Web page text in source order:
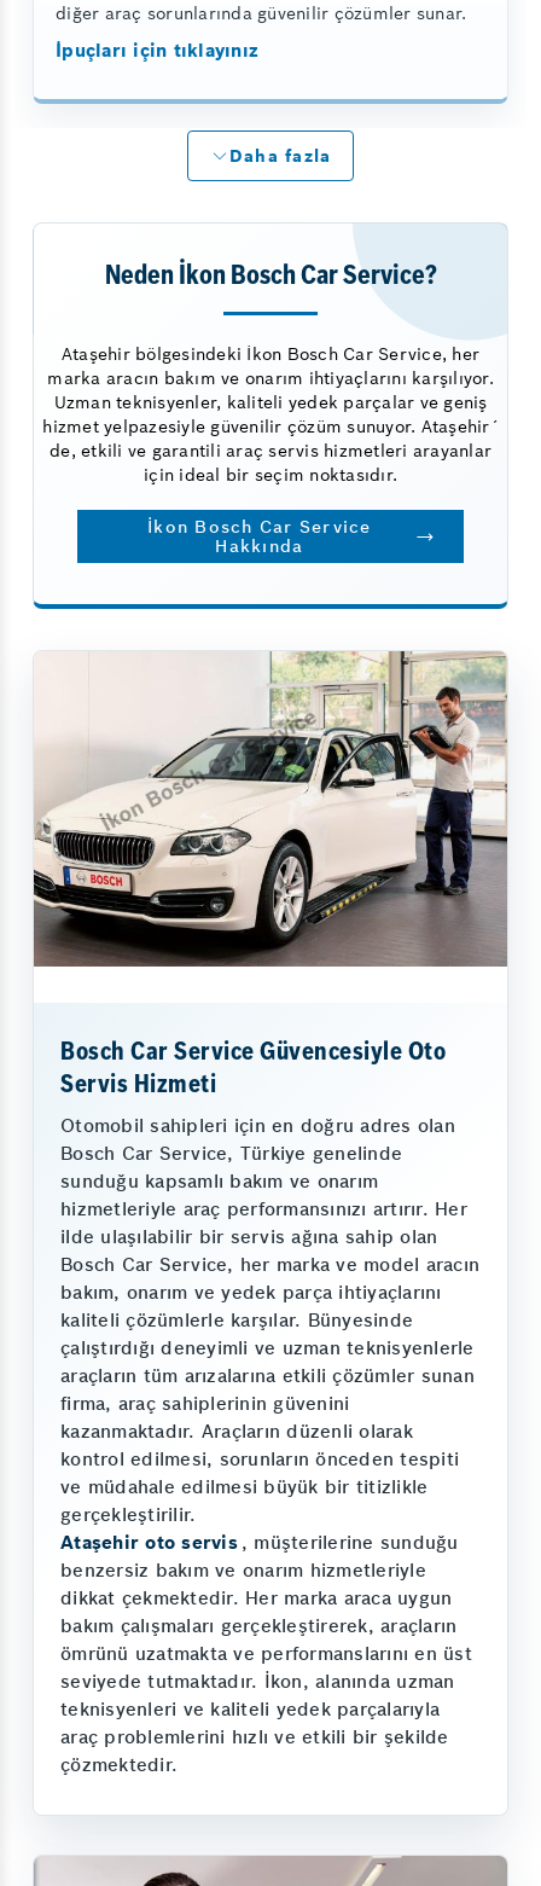
diğer araç sorunlarında güvenilir çözümler sunar.
İpuçları için tıklayınız
Daha fazla
Neden İkon Bosch Car Service?
Ataşehir bölgesindeki İkon Bosch Car Service, her
marka aracın bakım ve onarım ihtiyaçlarını karşılıyor.
Uzman teknisyenler, kaliteli yedek parçalar ve geniş
hizmet yelpazesiyle güvenilir çözüm sunuyor. Ataşehir´
de, etkili ve garantili araç servis hizmetleri arayanlar
için ideal bir seçim noktasıdır.
İkon Bosch Car Service
Hakkında
Bosch Car Service Güvencesiyle Oto
Servis Hizmeti
Otomobil sahipleri için en doğru adres olan
Bosch Car Service, Türkiye genelinde
sunduğu kapsamlı bakım ve onarım
hizmetleriyle araç performansınızı artırır. Her
ilde ulaşılabilir bir servis ağına sahip olan
Bosch Car Service, her marka ve model aracın
bakım, onarım ve yedek parça ihtiyaçlarını
kaliteli çözümlerle karşılar. Bünyesinde
çalıştırdığı deneyimli ve uzman teknisyenlerle
araçların tüm arızalarına etkili çözümler sunan
firma, araç sahiplerinin güvenini
kazanmaktadır. Araçların düzenli olarak
kontrol edilmesi, sorunların önceden tespiti
ve müdahale edilmesi büyük bir titizlikle
gerçekleştirilir.
Ataşehir oto servis , müşterilerine sunduğu
benzersiz bakım ve onarım hizmetleriyle
dikkat çekmektedir. Her marka araca uygun
bakım çalışmaları gerçekleştirerek, araçların
ömrünü uzatmakta ve performanslarını en üst
seviyede tutmaktadır. İkon, alanında uzman
teknisyenleri ve kaliteli yedek parçalarıyla
araç problemlerini hızlı ve etkili bir şekilde
çözmektedir.